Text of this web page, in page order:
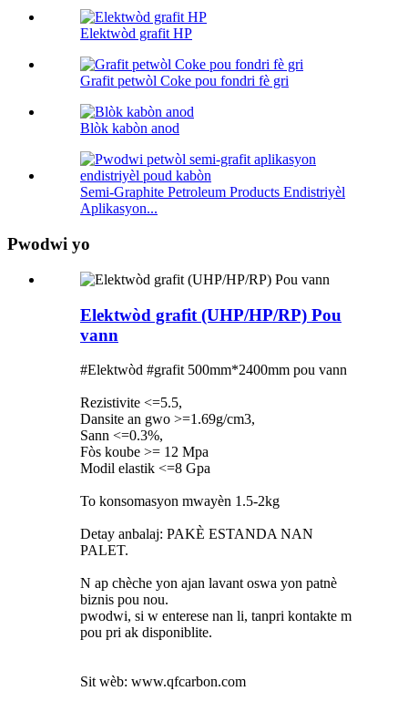
Elektwòd grafit HP
Grafit petwòl Coke pou fondri fè gri
Blòk kabòn anod
Semi-Graphite Petroleum Products Endistriyèl
Aplikasyon...
Pwodwi yo
Elektwòd grafit (UHP/HP/RP) Pou
vann
#Elektwòd #grafit 500mm*2400mm pou vann
Rezistivite <=5.5,
Dansite an gwo >=1.69g/cm3,
Sann <=0.3%,
Fòs koube >= 12 Mpa
Modil elastik <=8 Gpa
To konsomasyon mwayèn 1.5-2kg
Detay anbalaj: PAKÈ ESTANDA NAN
PALET.
N ap chèche yon ajan lavant oswa yon patnè
biznis pou nou.
pwodwi, si w enterese nan li, tanpri kontakte m
pou pri ak disponiblite.
Sit wèb: www.qfcarbon.com